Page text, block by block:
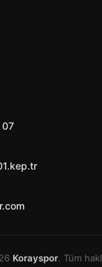
Korayspor. Tüm